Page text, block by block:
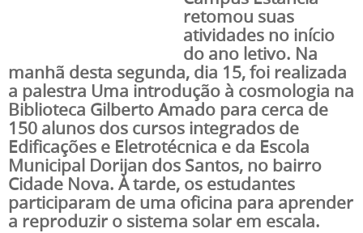
retomou suas
atividades no início
do ano letivo. Na
manhã desta segunda, dia 15, foi realizada
a palestra Uma introdução à cosmologia na
Biblioteca Gilberto Amado para cerca de
150 alunos dos cursos integrados de
Edificações e Eletrotécnica e da Escola
Municipal Dorijan dos Santos, no bairro
Cidade Nova. À tarde, os estudantes
participaram de uma oficina para aprender
a reproduzir o sistema solar em escala.